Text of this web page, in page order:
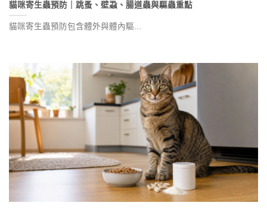
貓咪寄生蟲預防｜跳蚤、壁蝨、腸道蟲與驅蟲重點
貓咪寄生蟲預防包含體外與體內驅...